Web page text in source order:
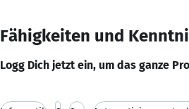
Fähigkeiten und
Logg Dich jetzt ein, um das ganze